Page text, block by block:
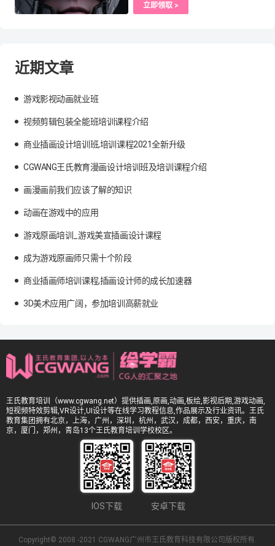
立即领取 >
近期文章
游戏影视动画就业班
视频剪辑包装全能班培训课程介绍
商业插画设计培训班,培训课程2021全新升级
CGWANG王氏教育漫画设计培训班及培训课程介绍
画漫画前我们应该了解的知识
动画在游戏中的应用
游戏原画培训_游戏美宣插画设计课程
成为游戏原画师只需十个阶段
商业插画师培训课程,插画设计师的成长加速器
3D美术应用广阔，参加培训高薪就业
王氏教育培训（www.cgwang.net）提供插画,原画,动画,板绘,影视后期,游戏动画,
短视频特效剪辑,VR设计,UI设计等在线学习教程信息,作品展示及行业资讯。王氏
教育集团拥有北京，上海，广州，深圳，杭州，武汉，成都，西安，重庆，南
京，厦门，郑州，青岛13个王氏教育培训学校校区。
IOS下载 安卓下载
Copyright© 2008 -2021 CGWANG广州市王氏教育科技有限公司版权所有.